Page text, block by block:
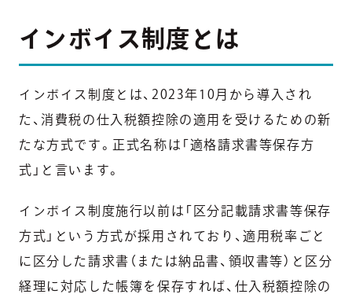
インボイス制度とは
インボイス制度とは、2023年10月から導入され
た、消費税の仕入税額控除の適用を受けるための新
たな方式です。正式名称は「適格請求書等保存方
式」と言います。
インボイス制度施行以前は「区分記載請求書等保存
方式」という方式が採用されており、適用税率ごと
に区分した請求書（または納品書、領収書等）と区分
経理に対応した帳簿を保存すれば、仕入税額控除の